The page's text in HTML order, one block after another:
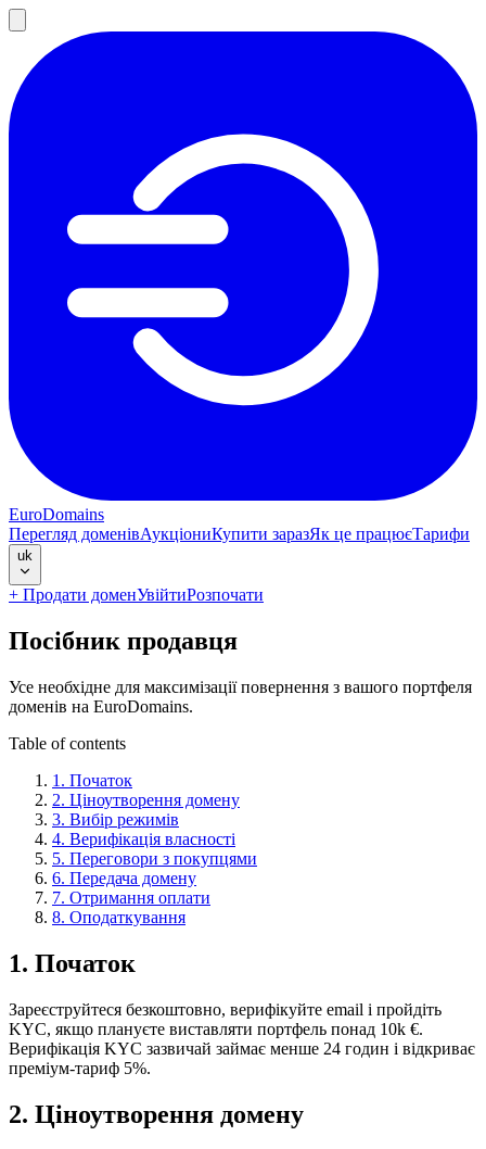
EuroDomains
Перегляд доменівАукціониКупити заразЯк це працюєТарифи
uk
+ Продати доменУвійтиРозпочати
Посібник продавця
Усе необхідне для максимізації повернення з вашого портфеля
доменів на EuroDomains.
Table of contents
1 . Початок
2. Ціноутворення домену
3. Вибір режимів
4. Верифікація власності
5. Переговори з покупцями
6. Передача домену
7. Отримання оплати
8. Оподаткування
1. Початок
Зареєструйтеся безкоштовно, верифікуйте email і пройдіть
KYC, якщо плануєте виставляти портфель понад 10k €.
Верифікація KYC зазвичай займає менше 24 годин і відкриває
преміум-тариф 5%.
2. Ціноутворення домену